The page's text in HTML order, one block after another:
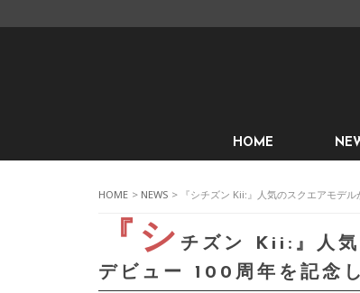
HOME
HOME > NEWS > 『シチズン Kii:』人気のスクエアモデ
『シ チズン Kii:』人気
デビュー 100周年を記念